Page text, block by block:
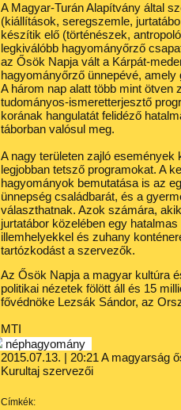
A Magyar-Turán Alapítvány által
(kiállítások, seregszemle,
készítik elő (történészek,
legkiválóbb hagyományőrző
az Ősök Napja vált a Kárpát-
hagyományőrző ünnepévé,
A három nap alatt több mint
tudományos-ismeretterjesztő
korának hangulatát felidéző
táborban valósul meg.
A nagy területen zajló események
legjobban tetsző programokat. A
hagyományok bemutatása is az
ünnepség családbarát, és a
választhatnak. Azok számára,
jurtatábor közelében egy
illemhelyekkel és zuhany
tartózkodást a szervezők.
Az Ősök Napja a magyar kultúra
politikai nézetek fölött áll és 15
fővédnöke Lezsák Sándor, az
MTI
néphagyomány
2015.07.13. | 20:21 A magyarság
Kurultaj szervezői
Címkék: